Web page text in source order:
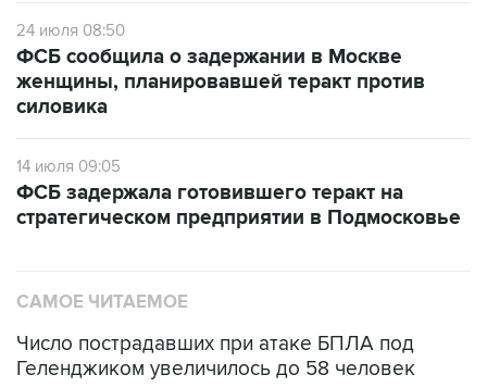
24 июля 08:50
ФСБ сообщила о задержании в Москве
женщины, планировавшей теракт против
силовика
14 июля 09:05
ФСБ задержала готовившего теракт на
стратегическом предприятии в Подмосковье
САМОЕ ЧИТАЕМОЕ
Число пострадавших при атаке БПЛА под
Геленджиком увеличилось до 58 человек